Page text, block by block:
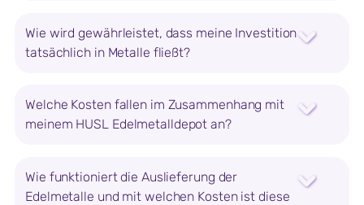
Wie wird gewährleistet, dass meine Investition
tatsächlich in Metalle fließt?
Welche Kosten fallen im Zusammenhang mit
meinem HUSL Edelmetalldepot an?
Wie funktioniert die Auslieferung der
Edelmetalle und mit welchen Kosten ist diese